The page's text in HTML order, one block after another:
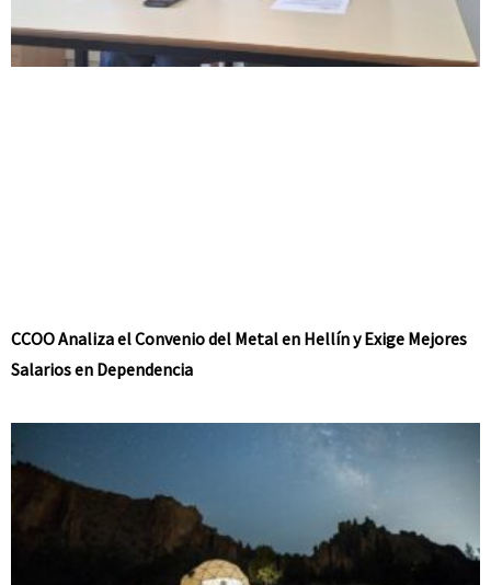
CCOO Analiza el Convenio del Metal en Hellín y Exige Mejores
Salarios en Dependencia